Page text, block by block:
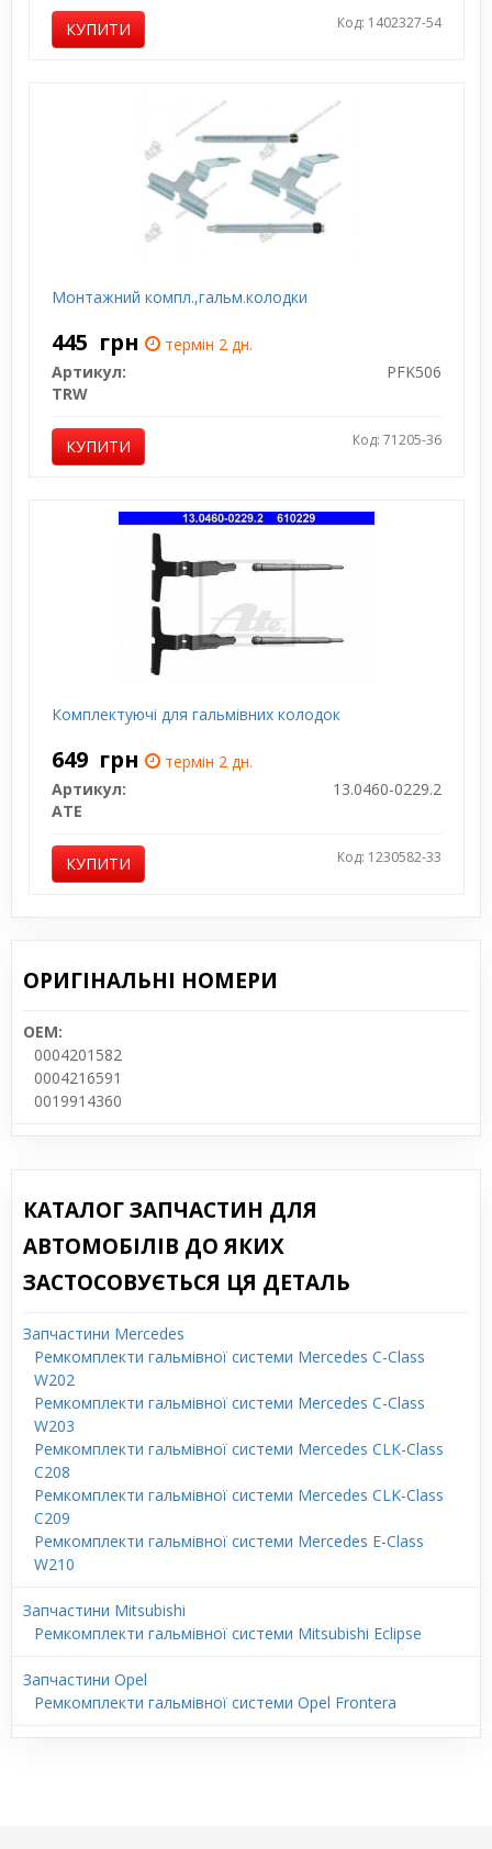
КУПИТИ Код: 1402327-54
Монтажний компл.,гальм.колодки
445 грн
термін 2 дн.
Артикул:
PFK506
TRW
КУПИТИ Код: 71205-36
Комплектуючі для гальмівних колодок
649 грн
термін 2 дн.
Артикул:
13.0460-0229.2
ATE
КУПИТИ Код: 1230582-33
ОРИГІНАЛЬНІ НОМЕРИ
OEM:
0004201582
0004216591
0019914360
КАТАЛОГ ЗАПЧАСТИН ДЛЯ
АВТОМОБІЛІВ ДО ЯКИХ
ЗАСТОСОВУЄТЬСЯ ЦЯ ДЕТАЛЬ
Запчастини Mercedes
Ремкомплекти гальмівної системи Mercedes C-Class
W202
Ремкомплекти гальмівної системи Mercedes C-Class
W203
Ремкомплекти гальмівної системи Mercedes CLK-Class
C208
Ремкомплекти гальмівної системи Mercedes CLK-Class
C209
Ремкомплекти гальмівної системи Mercedes E-Class
W210
Запчастини Mitsubishi
Ремкомплекти гальмівної системи Mitsubishi Eclipse
Запчастини Opel
Ремкомплекти гальмівної системи Opel Frontera